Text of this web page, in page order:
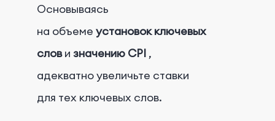
Основываясь
на объеме установок ключевых
слови значению CPI ,
адекватно увеличьте ставки
для тех ключевых слов.